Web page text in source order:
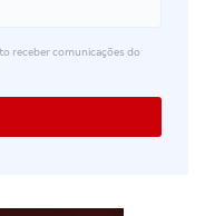
receber comunicações do